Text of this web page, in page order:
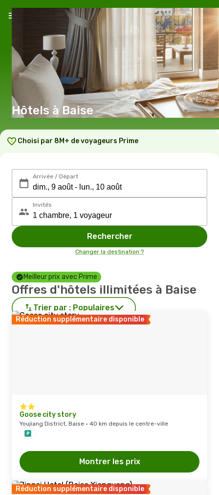
Hôtels à Baise
Choisi par 8M+ de voyageurs Prime
Arrivée / Départ
Invités
Rechercher
Changer la destination ?
Meilleur prix avec Prime
Offres d'hôtels illimitées à Baise
Trier par : Populaires
Réduction supplémentaire disponible
Goose city story
Youjiang District, Baise · 40 km depuis le centre-ville
Montrer les prix
Réduction supplémentaire disponible